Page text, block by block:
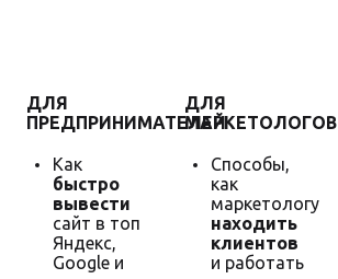
ДЛЯ
ПРЕДПРИНИМАТЕЛЕЙ
Как
быстро
вывести
сайт в топ
Яндекс,
Google и
ДЛЯ
МАРКЕТОЛОГОВ
Способы,
как
маркетологу
находить
клиентов
и работать